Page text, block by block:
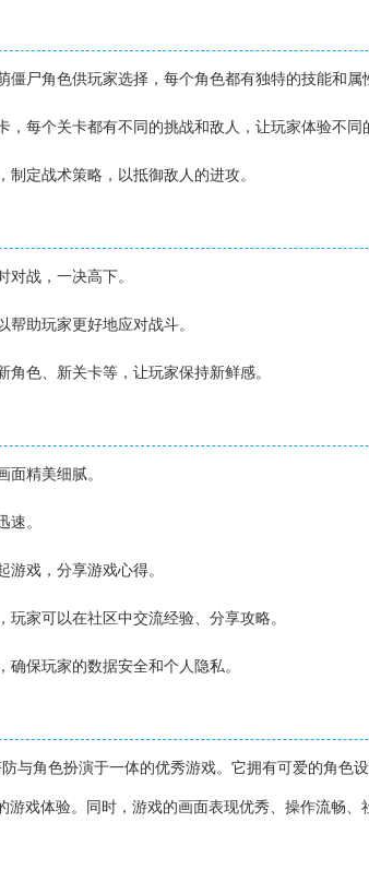
尸角色供玩家选择，每个角色都有独特的技能和属
每个关卡都有不同的挑战和敌人，让玩家体验不同
定战术策略，以抵御敌人的进攻。
对战，一决高下。
助玩家更好地应对战斗。
色、新关卡等，让玩家保持新鲜感。
面精美细腻。
速。
戏，分享游戏心得。
家可以在社区中交流经验、分享攻略。
保玩家的数据安全和个人隐私。
与角色扮演于一体的优秀游戏。它拥有可爱的角色
游戏体验。同时，游戏的画面表现优秀、操作流畅、